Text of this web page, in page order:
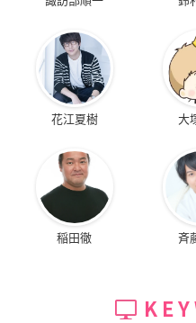
花江夏樹 大
稲田徹 斉